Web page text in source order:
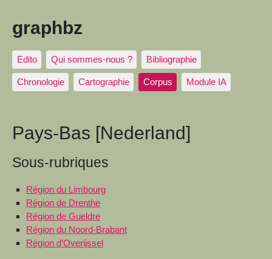
graphbz
Edito Qui sommes-nous ? Bibliographie
Chronologie Cartographie Corpus Module IA
Pays-Bas [Nederland]
Sous-rubriques
Région du Limbourg
Région de Drenthe
Région de Gueldre
Région du Noord-Brabant
Région d’Overijssel